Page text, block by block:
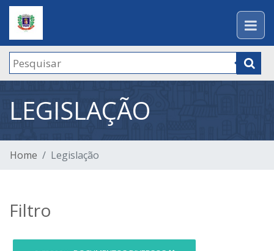
LEGISLAÇÃO
Home Legislação
Filtro